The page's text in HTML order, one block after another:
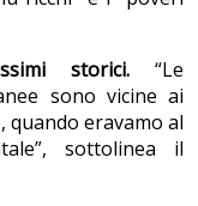
storici. “Le
sono vicine ai
quando eravamo al
sottolinea il